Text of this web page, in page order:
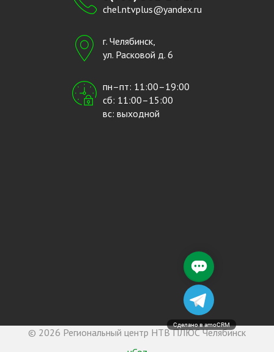
chel.ntvplus@yandex.ru
г. Челябинск,
ул. Расковой д. 6
пн–пт: 11:00–19:00
сб: 11:00–15:00
вс: выходной
© 2026 Региональный центр НТВ ПЛЮС Челябинск
Сделано в amoCRM